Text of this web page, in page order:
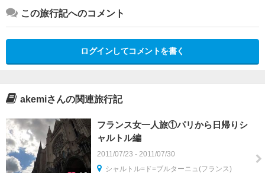
この旅行記へのコメント
ログインしてコメントを書く
akemiさんの関連旅行記
フランス女一人旅①パリから日帰りシ
ャルトル編
2011/07/23 - 2011/07/30
シャルトル=ド=ブルターニュ(フランス)